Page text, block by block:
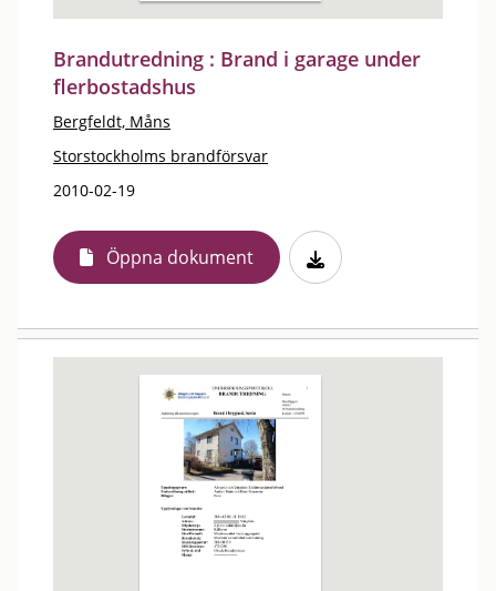
Brandutredning : Brand i garage under
flerbostadshus
Bergfeldt, Måns
Storstockholms brandförsvar
2010-02-19
Öppna dokument